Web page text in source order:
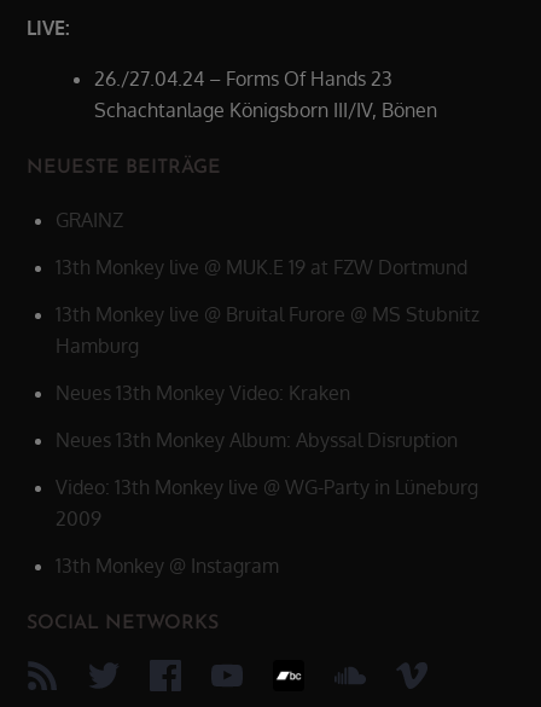
LIVE:
26./27.04.24 – Forms Of Hands 23
Schachtanlage Königsborn III/IV, Bönen
NEUESTE BEITRÄGE
GRAINZ
13th Monkey live @ MUK.E 19 at FZW Dortmund
13th Monkey live @ Bruital Furore @ MS Stubnitz
Hamburg
Neues 13th Monkey Video: Kraken
Neues 13th Monkey Album: Abyssal Disruption
Video: 13th Monkey live @ WG-Party in Lüneburg
2009
13th Monkey @ Instagram
SOCIAL NETWORKS